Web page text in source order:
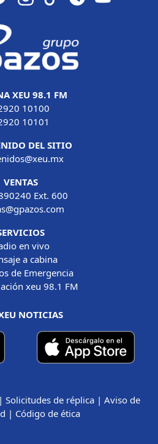
XEU 98.1 FM
10100
10101
DEL SITIO
VENTAS
Ext. 600
en vivo
a cabina
de Emergencia
xeu 98.1 FM
NOTICIAS
| Solicitudes de réplica | Aviso de
| Código de ética